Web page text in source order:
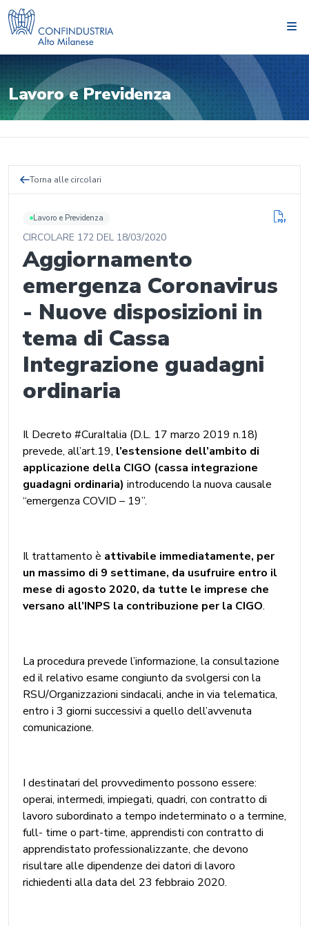
Lavoro e Previdenza
Torna alle circolari
Lavoro e Previdenza
CIRCOLARE 172 DEL 18/03/2020
Aggiornamento
emergenza Coronavirus
- Nuove disposizioni in
tema di Cassa
Integrazione guadagni
ordinaria
Il Decreto #CuraItalia (D.L. 17 marzo 2019 n.18)
prevede, all’art.19, l’estensione dell’ambito di
applicazione della CIGO (cassa integrazione
guadagni ordinaria) introducendo la nuova causale
“emergenza COVID – 19”.
Il trattamento è attivabile immediatamente, per
un massimo di 9 settimane, da usufruire entro il
mese di agosto 2020, da tutte le imprese che
versano all’INPS la contribuzione per la CIGO.
La procedura prevede l’informazione, la consultazione
ed il relativo esame congiunto da svolgersi con la
RSU/Organizzazioni sindacali, anche in via telematica,
entro i 3 giorni successivi a quello dell’avvenuta
comunicazione.
I destinatari del provvedimento possono essere:
operai, intermedi, impiegati, quadri, con contratto di
lavoro subordinato a tempo indeterminato o a termine,
full- time o part-time, apprendisti con contratto di
apprendistato professionalizzante, che devono
risultare alle dipendenze dei datori di lavoro
richiedenti alla data del 23 febbraio 2020.